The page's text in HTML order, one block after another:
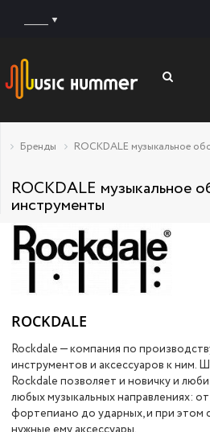
Бренды ROCKDALE музыкальное
ROCKDALE музыкальное
инструменты
ROCKDALE
Rockdale — компания по
инструментов и аксессуаров к ним.
Rockdale позволяет и новичку и
любых музыкальных направлениях:
фортепиано до ударных, и при этом